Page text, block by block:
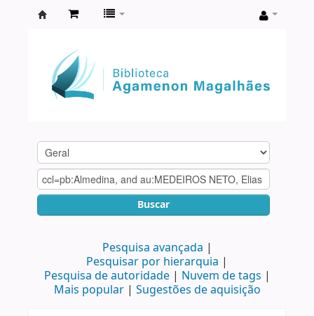
Agamenon
Magalhães
Buscar
Pesquisa avançada
Pesquisar por hierarquia
Pesquisa de autoridade
Nuvem de tags
Mais popular
Sugestões de aquisição